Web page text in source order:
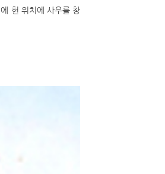
현 위치에 사우를 창